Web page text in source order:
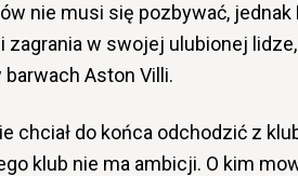
nie musi się pozbywać, jednak
zagrania w swojej ulubionej
Aston Villi.
chciał do końca odchodzić z
klub nie ma ambicji. O kim